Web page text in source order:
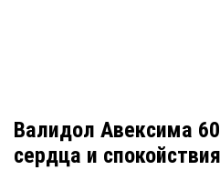
Валидол Авексима
сердца и спокойствия